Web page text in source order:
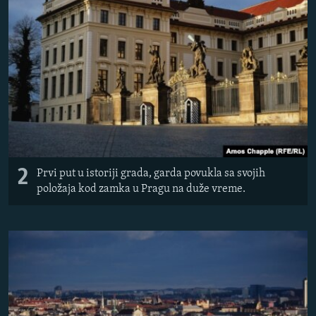
2
Prvi put u istoriji grada, garda povukla sa svojih
položaja kod zamka u Pragu na duže vreme.